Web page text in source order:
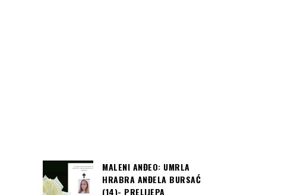
MALENI ANĐEO: UMRLA
HRABRA ANĐELA BURSAĆ
(14)- PRELIJEPA